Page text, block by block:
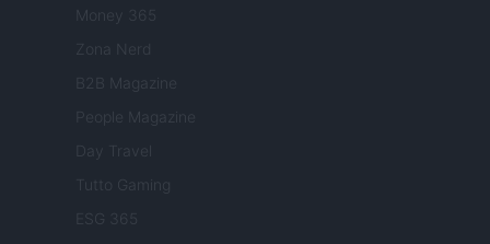
Money 365
Zona Nerd
B2B Magazine
People Magazine
Day Travel
Tutto Gaming
ESG 365